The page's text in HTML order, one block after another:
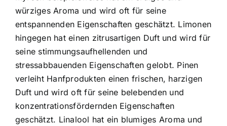
würziges Aroma und wird oft für seine
entspannenden Eigenschaften geschätzt. Limonen
hingegen hat einen zitrusartigen Duft und wird für
seine stimmungsaufhellenden und
stressabbauenden Eigenschaften gelobt. Pinen
verleiht Hanfprodukten einen frischen, harzigen
Duft und wird oft für seine belebenden und
konzentrationsfördernden Eigenschaften
geschätzt. Linalool hat ein blumiges Aroma und